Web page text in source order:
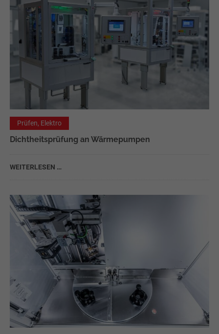
ultricies nec.
Prüfen, Elektro
Dichtheitsprüfung an Wärmepumpen
WEITERLESEN …